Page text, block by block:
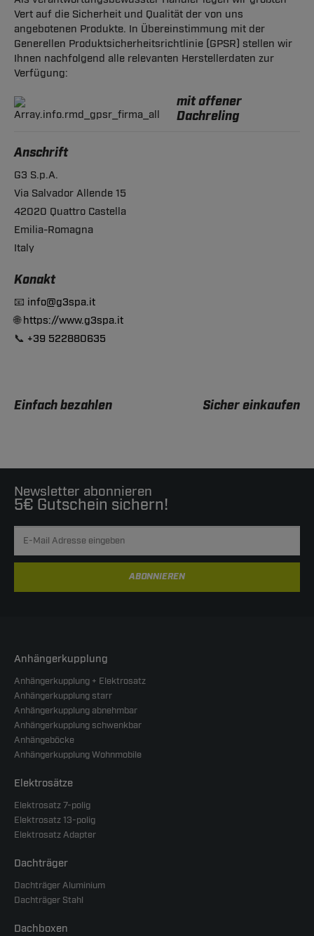
Vert auf die Sicherheit und Qualität der von uns
angebotenen Produkte. In Übereinstimmung mit der
Generellen Produktsicherheitsrichtlinie (GPSR) stellen wir
Ihnen nachfolgend alle relevanten Herstellerdaten zur
Verfügung:
mit offener
Dachreling
Anschrift
G3 S.p.A.
Via Salvador Allende 15
42020 Quattro Castella
Emilia-Romagna
Italy
Konakt
📧 info@g3spa.it
🌐https://www.g3spa.it
📞 +39 522880635
Einfach bezahlen Sicher einkaufen
Newsletter abonnieren
5€ Gutschein sichern!
ABONNIEREN
Anhängerkupplung
Anhängerkupplung + Elektrosatz
Anhängerkupplung starr
Anhängerkupplung abnehmbar
Anhängerkupplung schwenkbar
Anhängeböcke
Anhängerkupplung Wohnmobile
Elektrosätze
Elektrosatz 7-polig
Elektrosatz 13-polig
Elektrosatz Adapter
Dachträger
Dachträger Aluminium
Dachträger Stahl
Dachboxen